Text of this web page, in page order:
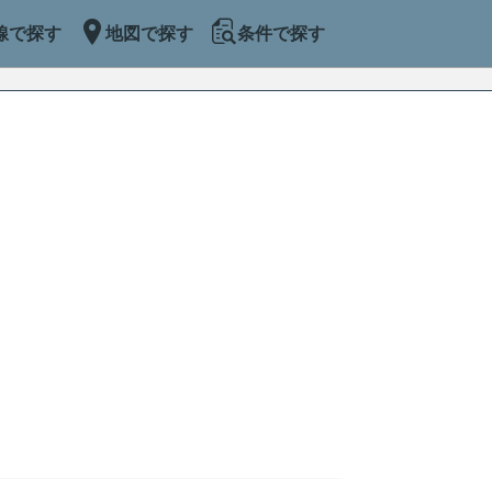
で探す 地図で探す 条件で探す